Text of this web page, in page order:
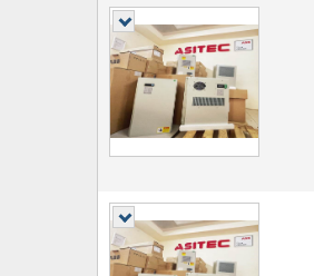
Thiết bị giáo dục
Thiết bị khác
Thiết bị làm sạch
Thiết bị sơn - Sơn
Thiết bị nhiệt
Thiêt bị PCCC